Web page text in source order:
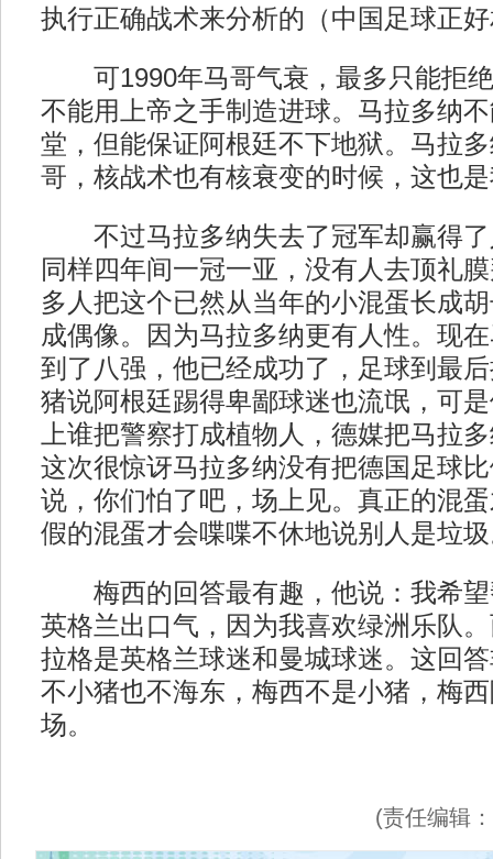
执行正确战术来分析的（中国足球正
可1990年马哥气衰，最多只能拒绝
不能用上帝之手制造进球。马拉多纳
堂，但能保证阿根廷不下地狱。马拉
哥，核战术也有核衰变的时候，这也
不过马拉多纳失去了冠军却赢得了
同样四年间一冠一亚，没有人去顶礼
多人把这个已然从当年的小混蛋长成
成偶像。因为马拉多纳更有人性。现
到了八强，他已经成功了，足球到最
猪说阿根廷踢得卑鄙球迷也流氓，可
上谁把警察打成植物人，德媒把马拉
这次很惊讶马拉多纳没有把德国足球
说，你们怕了吧，场上见。真正的混
假的混蛋才会喋喋不休地说别人是垃
梅西的回答最有趣，他说：我希望
英格兰出口气，因为我喜欢绿洲乐队
拉格是英格兰球迷和曼城球迷。这回
不小猪也不海东，梅西不是小猪，梅
场。
(责任编辑